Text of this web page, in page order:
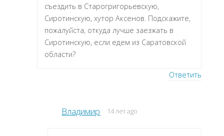
съездить в Старогригорьевскую,
Сиротинскую, хутор Аксенов. Подскажите,
пожалуйста, откуда лучше заезжать в
Сиротинскую, если едем из Саратовской
области?
Ответить
Владимир 14 лет ago